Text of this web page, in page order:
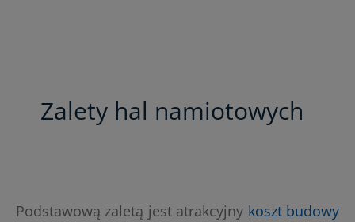
Zalety hal namiotowych
Podstawową zaletą jest atrakcyjny koszt budowy